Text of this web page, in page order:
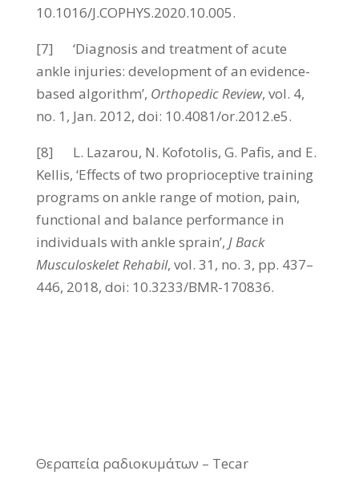
10.1016/J.COPHYS.2020.10.005.
[7] ‘Diagnosis and treatment of acute
ankle injuries: development of an evidence-
based algorithm’, Orthopedic Review, vol. 4,
no. 1, Jan. 2012, doi: 10.4081/or.2012.e5.
[8] L. Lazarou, N. Kofotolis, G. Pafis, and E.
Kellis, ‘Effects of two proprioceptive training
programs on ankle range of motion, pain,
functional and balance performance in
individuals with ankle sprain’, J Back
Musculoskelet Rehabil, vol. 31, no. 3, pp. 437–
446, 2018, doi: 10.3233/BMR-170836.
Θεραπεία ραδιοκυμάτων – Tecar